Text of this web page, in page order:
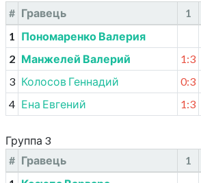
# Гравець 1
1
Пономаренко Валерия
2 Манжелей Валерий 1:3
3 Колосов Геннадий 0:3
4 Ена Евгений 1:3
Группа 3
# Гравець 1